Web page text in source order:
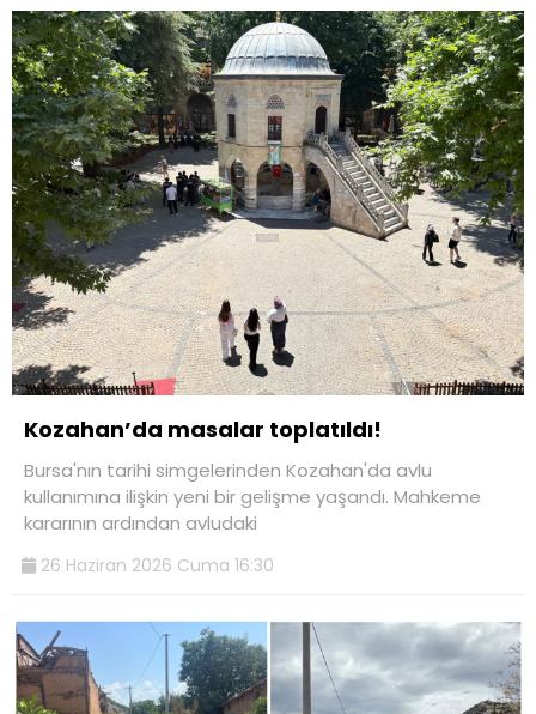
Kozahan’da masalar toplatıldı!
Bursa'nın tarihi simgelerinden Kozahan'da avlu
kullanımına ilişkin yeni bir gelişme yaşandı. Mahkeme
kararının ardından avludaki
26 Haziran 2026 Cuma 16:30